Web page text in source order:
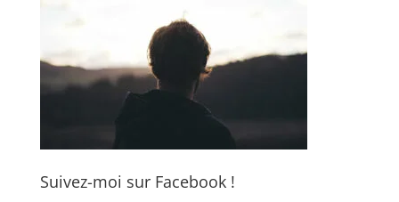
Suivez-moi sur Facebook !